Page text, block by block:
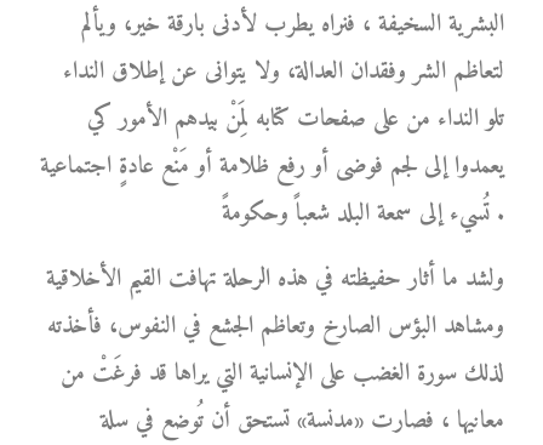
البشرية السخيفة ، فنراه يطرب لأدنى بارقة خير، ويألم
لتعاظم الشر وفقدان العدالة، ولا يتوانى عن إطلاق النداء
تلو النداء من على صفحات كتابه لِمَنْ بيدهم الأمور كي
يعمدوا إلى لجم فوضى أو رفع ظلامة أو مَنْع عادةٍ اجتماعية
تُسيء إلى سمعة البلد شعباً وحكومةً .
ولشد ما أثار حفيظته في هذه الرحلة تهافت القيم الأخلاقية
ومشاهد البؤس الصارخ وتعاظم الجشع في النفوس، فأخذته
لذلك سورة الغضب على الإنسانية التي يراها قد فرغَتْ من
معانيها ، فصارت «مدنسة» تستحق أن تُوضع في سلة